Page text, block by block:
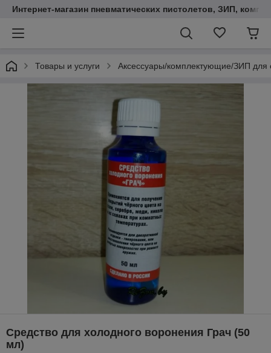
Интернет-магазин пневматических пистолетов, ЗИП,
Товары и услуги Аксессуары/комплектующие/ЗИП для
Средство для холодного воронения Грач (50
мл)